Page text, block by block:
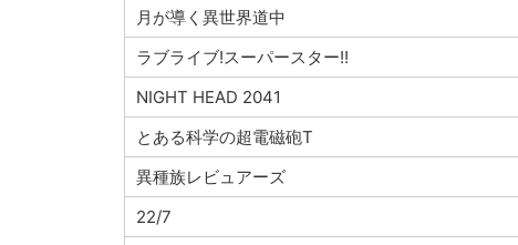
月が導く異世界道中
ラブライブ!スーパースター!!
NIGHT HEAD 2041
とある科学の超電磁砲T
異種族レビュアーズ
22/7